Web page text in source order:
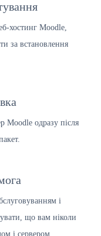
хостинг Moodle,
за встановлення
Moodle одразу після
і
що вам ніколи
і сервером.